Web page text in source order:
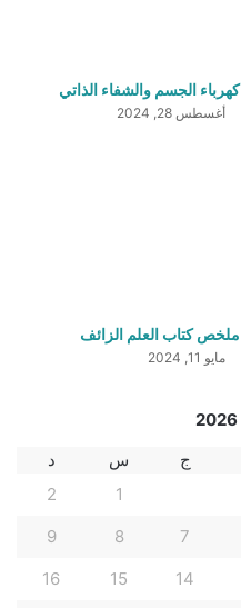
كهرباء الجسم والشفاء الذاتي
أغسطس 28, 2024
ملخص كتاب العلم الزائف
مايو 11, 2024
ج س
د
1
2
7
8
9
14
15
16